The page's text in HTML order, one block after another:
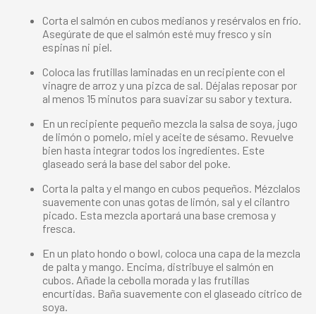
Corta el salmón en cubos medianos y resérvalos en frío.
Asegúrate de que el salmón esté muy fresco y sin
espinas ni piel.
Coloca las frutillas laminadas en un recipiente con el
vinagre de arroz y una pizca de sal. Déjalas reposar por
al menos 15 minutos para suavizar su sabor y textura.
En un recipiente pequeño mezcla la salsa de soya, jugo
de limón o pomelo, miel y aceite de sésamo. Revuelve
bien hasta integrar todos los ingredientes. Este
glaseado será la base del sabor del poke.
Corta la palta y el mango en cubos pequeños. Mézclalos
suavemente con unas gotas de limón, sal y el cilantro
picado. Esta mezcla aportará una base cremosa y
fresca.
En un plato hondo o bowl, coloca una capa de la mezcla
de palta y mango. Encima, distribuye el salmón en
cubos. Añade la cebolla morada y las frutillas
encurtidas. Baña suavemente con el glaseado cítrico de
soya.